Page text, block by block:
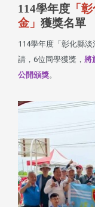
114學年度 「
金」 獲獎名單
114學年度「彰化縣
請，6位同學獲獎， 將
公開頒獎。